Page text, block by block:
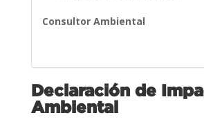
Consultor Ambiental
Declaración de
Ambiental